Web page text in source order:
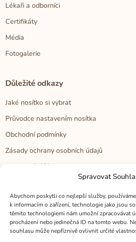
Spravovat
Abychom poskytli co nejlepší služby,
k informacím o zařízení, technologie jako jsou
těmito technologiemi nám umožní zpracovávat
procházení nebo jedinečná ID na tomto webu.
souhlasu může nepříznivě ovlivnit určité
Lékaři a odborníci
Certifikáty
Média
Fotogalerie
Důležité odkazy
Jaké nosítko si vybrat
Průvodce nastavením nosítka
Obchodní podmínky
Zásady ochrany osobních údajů
Reklamační řád
Kontakt
Kontakt